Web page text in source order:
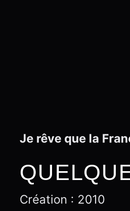
Je rêve que la
Création : 2010